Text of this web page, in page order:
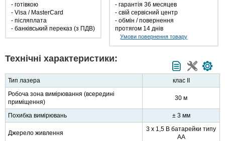
- готівкою
- Visa / MasterCard
- післяплата
- банківський переказ (з ПДВ)
- гарантія 36 месяцев
- свій сервісний центр
- обмін / повернення
протягом 14 днів
Умови повернення товару
Технічні характеристики:
Тип лазера
клас II
Робоча зона вимірювання (всередині
приміщення)
30 м
Похибка вимірювань ± 3 мм
Джерело живлення
3 х 1,5 В батарейки типу
АА